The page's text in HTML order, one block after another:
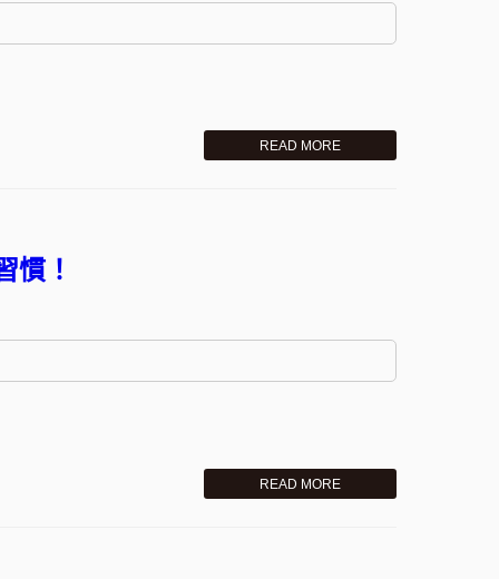
READ MORE
慣！
READ MORE